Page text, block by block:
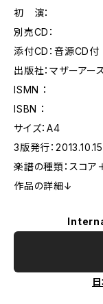
初 演：
別売CD：
添付CD：音源CD付
出版社：マザーアース
ISMN ：
ISBN ：
サイズ：A4
3版発行：2013.10.15
楽譜の種類：スコア
作品の詳細↓